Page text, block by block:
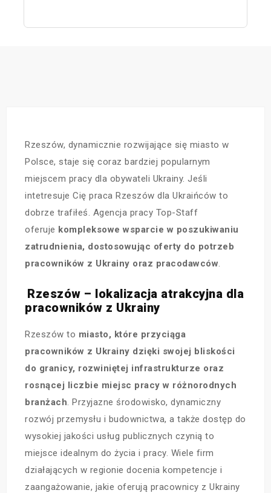
Rzeszów, dynamicznie rozwijające się miasto w
Polsce, staje się coraz bardziej popularnym
miejscem pracy dla obywateli Ukrainy. Jeśli
intetresuje Cię praca Rzeszów dla Ukraińców to
dobrze trafiłeś. Agencja pracy Top-Staff
oferuje kompleksowe wsparcie w poszukiwaniu
zatrudnienia, dostosowując oferty do potrzeb
pracowników z Ukrainy oraz pracodawców.
Rzeszów – lokalizacja atrakcyjna dla
pracowników z Ukrainy
Rzeszów to miasto, które przyciąga
pracowników z Ukrainy dzięki swojej bliskości
do granicy, rozwiniętej infrastrukturze oraz
rosnącej liczbie miejsc pracy w różnorodnych
branżach. Przyjazne środowisko, dynamiczny
rozwój przemysłu i budownictwa, a także dostęp do
wysokiej jakości usług publicznych czynią to
miejsce idealnym do życia i pracy. Wiele firm
działających w regionie docenia kompetencje i
zaangażowanie, jakie oferują pracownicy z Ukrainy